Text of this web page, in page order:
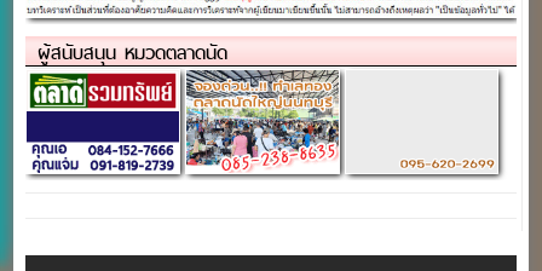
ผู้สนับสนุน หมวดตลาดนัด